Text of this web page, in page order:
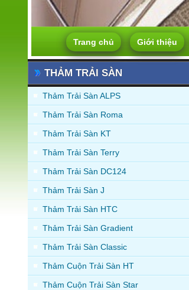
Trang chủ Giới thiệu
THẢM TRẢI SÀN
Thảm Trải Sàn ALPS
Thảm Trải Sàn Roma
Thảm Trải Sàn KT
Thảm Trải Sàn Terry
Thảm Trải Sàn DC124
Thảm Trải Sàn J
Thảm Trải Sàn HTC
Thảm Trải Sàn Gradient
Thảm Trải Sàn Classic
Thảm Cuộn Trải Sàn HT
Thảm Cuộn Trải Sàn Star